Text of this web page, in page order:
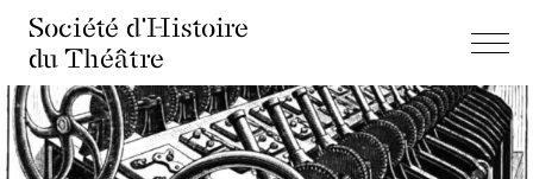
Société d'Histoire
du Théâtre